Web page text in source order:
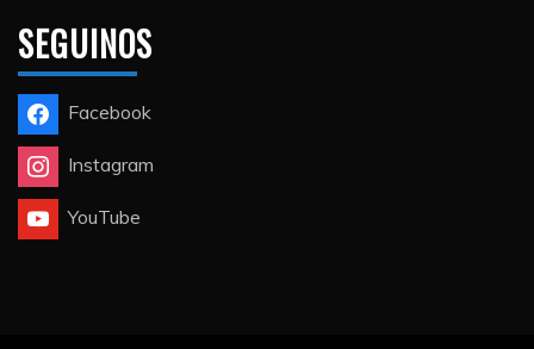
SEGUINOS
Facebook
Instagram
YouTube